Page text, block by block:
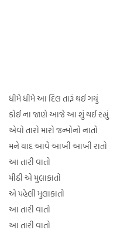
ધીમે ધીમે આ દિલ તારૂં થઈ ગયું
કોઈ ના જાણે આજે આ શું થઈ રહ્યું
એવો તારો મારો જન્મોનો નાતો
મને યાદ આવે આખી આખી રાતો
આ તારી વાતો
મીઠી એ મુલાકાતો
એ પહેલી મુલાકાતો
આ તારી વાતો
આ તારી વાતો